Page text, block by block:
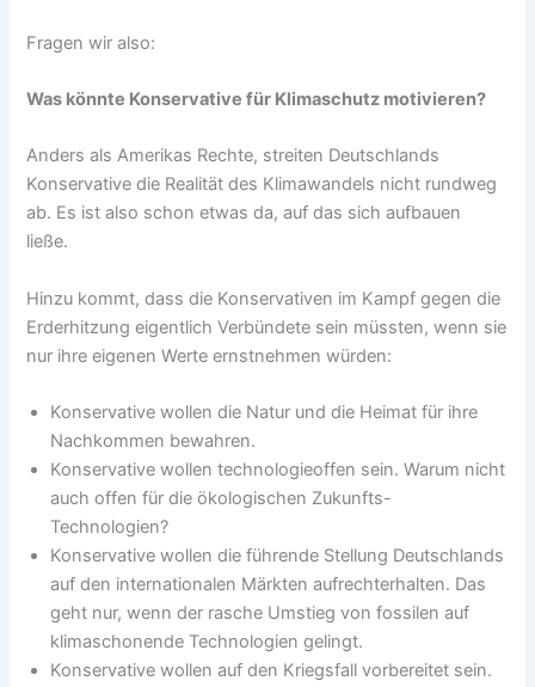
Fragen wir also:
Was könnte Konservative für Klimaschutz motivieren?
Anders als Amerikas Rechte, streiten Deutschlands
Konservative die Realität des Klimawandels nicht rundweg
ab. Es ist also schon etwas da, auf das sich aufbauen
ließe.
Hinzu kommt, dass die Konservativen im Kampf gegen die
Erderhitzung eigentlich Verbündete sein müssten, wenn sie
nur ihre eigenen Werte ernstnehmen würden:
Konservative wollen die Natur und die Heimat für ihre
Nachkommen bewahren.
Konservative wollen technologieoffen sein. Warum nicht
auch offen für die ökologischen Zukunfts-
Technologien?
Konservative wollen die führende Stellung Deutschlands
auf den internationalen Märkten aufrechterhalten. Das
geht nur, wenn der rasche Umstieg von fossilen auf
klimaschonende Technologien gelingt.
Konservative wollen auf den Kriegsfall vorbereitet sein.